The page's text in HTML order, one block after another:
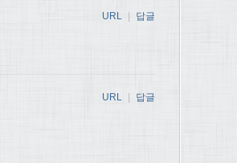
URL | 답글
URL | 답글